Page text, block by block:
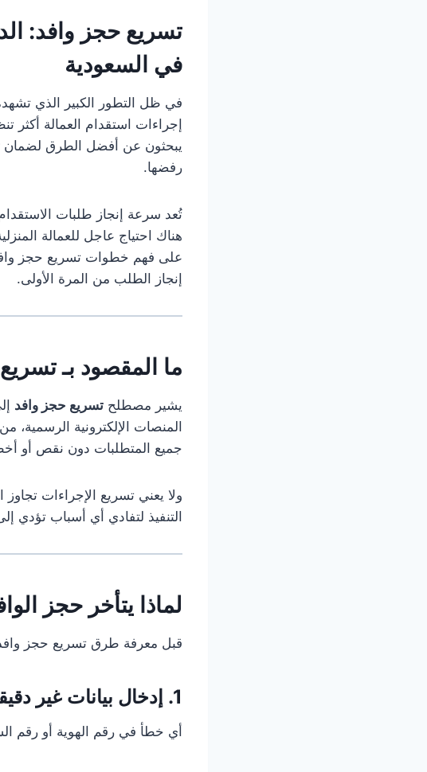
تسريع حجز وافد:
في السعودية
في ظل التطور الكبير الذي
إجراءات استقدام العمالة أكثر
يبحثون عن أفضل الطرق لضمان
رفضها.
تُعد سرعة إنجاز طلبات
هناك احتياج عاجل للعمالة
على فهم خطوات تسريع حجز
إنجاز الطلب من المرة الأولى.
ما المقصود بـ
يشير مصطلح تسريع حجز وافد
المنصات الإلكترونية الرسمية،
جميع المتطلبات دون نقص أو
ولا يعني تسريع الإجراءات
التنفيذ لتفادي أي أسباب تؤدي
لماذا يتأخر حجز
قبل معرفة طرق تسريع حجز
1. إدخال بيانات غير دقيقة
أي خطأ في رقم الهوية أو رقم